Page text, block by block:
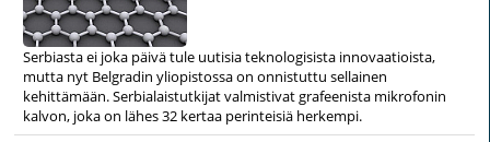
Serbiasta ei joka päivä tule uutisia teknologisista innovaatioista,
mutta nyt Belgradin yliopistossa on onnistuttu sellainen
kehittämään. Serbialaistutkijat valmistivat grafeenista mikrofonin
kalvon, joka on lähes 32 kertaa perinteisiä herkempi.